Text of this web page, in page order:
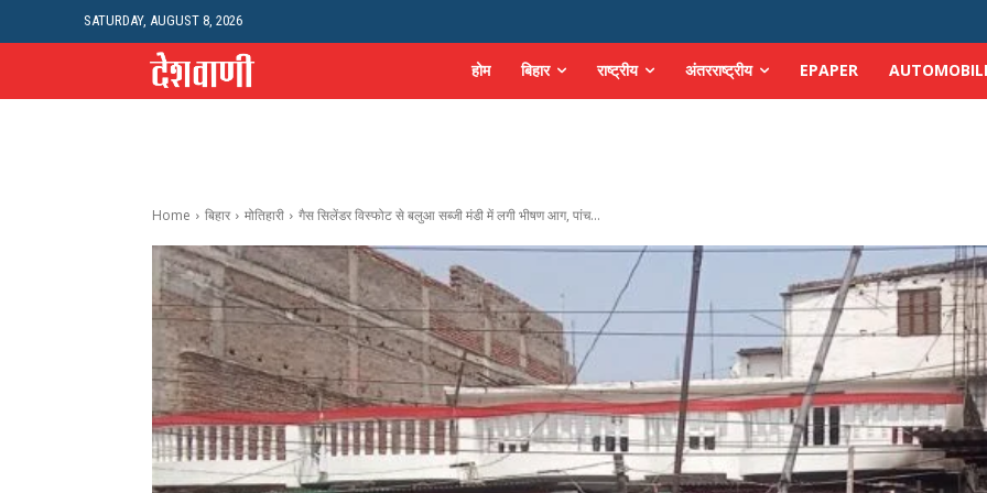
SATURDAY, AUGUST 8, 2026
होम बिहार राष्ट्रीय अंतरराष्ट्रीय EPAPER
Home बिहार मोतिहारी गैस सिलेंडर विस्फोट से बलुआ सब्जी मंडी में लगी भीषण आग, पांच...